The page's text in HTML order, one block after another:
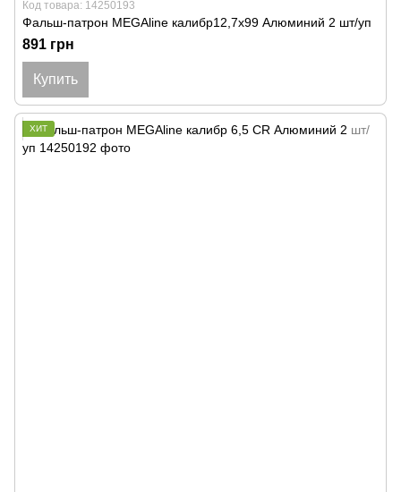
Код товара: 14250193
Фальш-патрон MEGAline калибр12,7x99 Алюминий 2 шт/уп
891 грн
Купить
ХИТ